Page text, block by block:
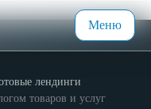
Меню
лендинги
товаров и услуг